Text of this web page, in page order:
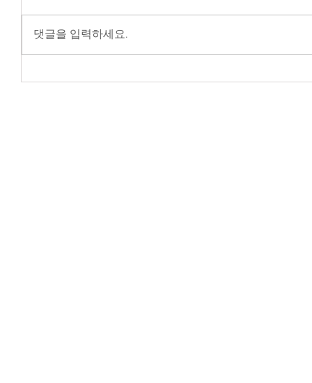
댓글을 입력하세요.